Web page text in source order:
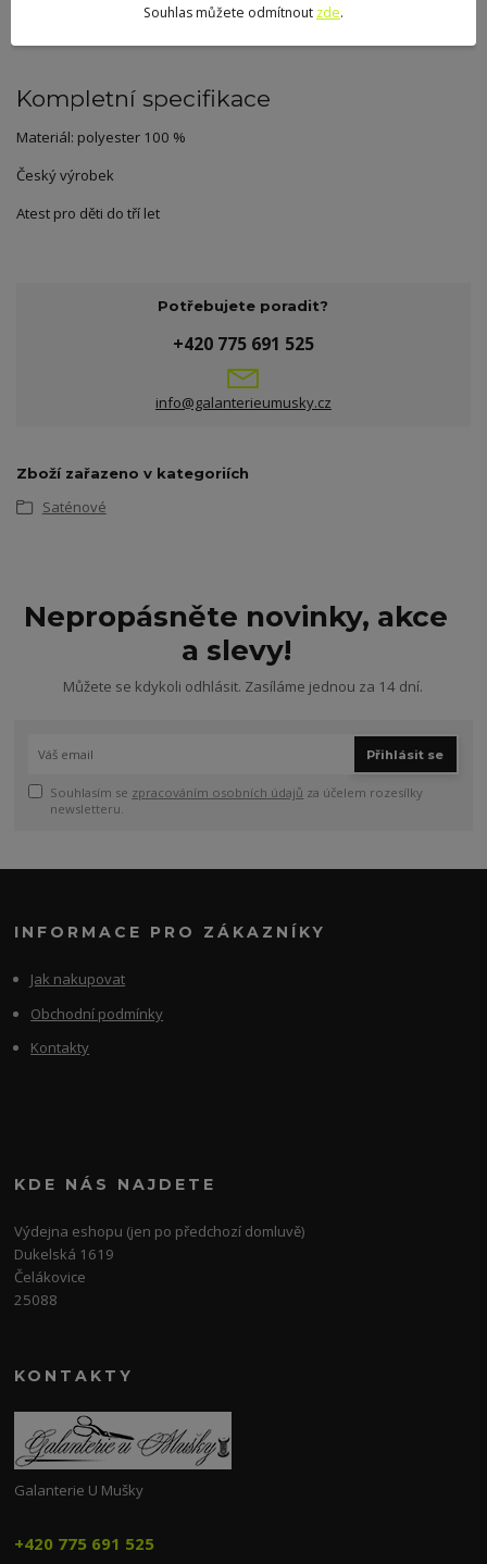
Kompletní specifikace
Materiál: polyester 100 %
Český výrobek
Atest pro děti do tří let
Potřebujete poradit?
+420 775 691 525
info@galanterieumusky.cz
Zboží zařazeno v kategoriích
Saténové
Nepropásněte novinky, akce
a slevy!
Můžete se kdykoli odhlásit. Zasíláme jednou za 14 dní.
Přihlásit se
Souhlasím se zpracováním osobních údajů za účelem rozesílky
newsletteru.
INFORMACE PRO ZÁKAZNÍKY
Jak nakupovat
Obchodní podmínky
Kontakty
KDE NÁS NAJDETE
Výdejna eshopu (jen po předchozí domluvě)
Dukelská 1619
Čelákovice
25088
KONTAKTY
Galanterie U Mušky
+420 775 691 525
Souhlas můžete odmítnout zde.